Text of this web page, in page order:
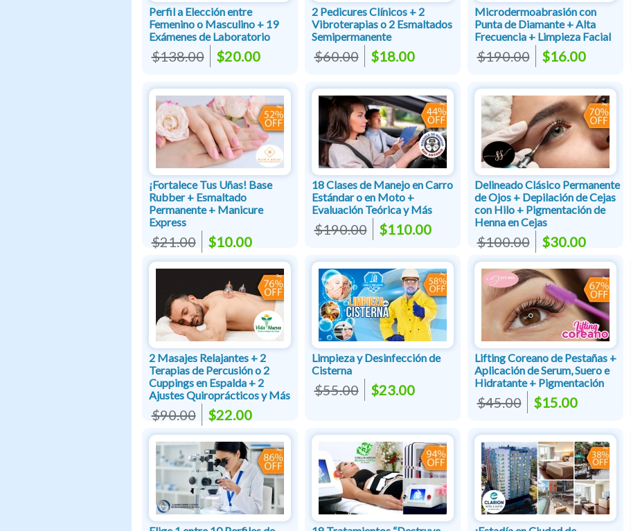
Perfil a Elección entre
Femenino o Masculino + 19
Exámenes de Laboratorio
$138.00 $20.00
2 Pedicures Clínicos + 2
Vibroterapias o 2 Esmaltados
Semipermanente
$60.00 $18.00
Microdermoabrasión con
Punta de Diamante + Alta
Frecuencia + Limpieza Facial
$190.00 $16.00
¡Fortalece Tus Uñas! Base
Rubber + Esmaltado
Permanente + Manicure
Express
$21.00 $10.00
18 Clases de Manejo en Carro
Estándar o en Moto +
Evaluación Teórica y Más
$190.00 $110.00
Delineado Clásico Permanente
de Ojos + Depilación de Cejas
con Hilo + Pigmentación de
Henna en Cejas
$100.00 $30.00
2 Masajes Relajantes + 2
Terapias de Percusión o 2
Cuppings en Espalda + 2
Ajustes Quiroprácticos y Más
$90.00 $22.00
Limpieza y Desinfección de
Cisterna
$55.00 $23.00
Lifting Coreano de Pestañas +
Aplicación de Serum, Suero e
Hidratante + Pigmentación
$45.00 $15.00